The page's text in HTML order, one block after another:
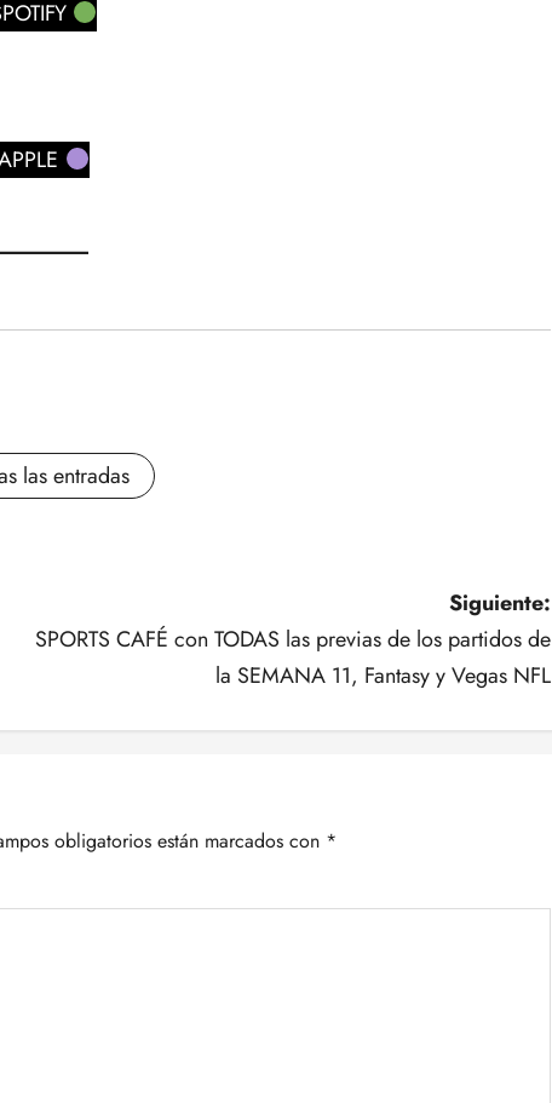
las entradas
Siguiente:
SPORTS CAFÉ con TODAS las previas de los partidos de
la SEMANA 11, Fantasy y Vegas NFL
obligatorios están marcados con *